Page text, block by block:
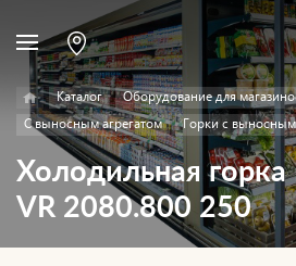
Каталог
Оборудование для
С выносным агрегатом
Горки с выносным
Холодильная
VR 2080.800 250